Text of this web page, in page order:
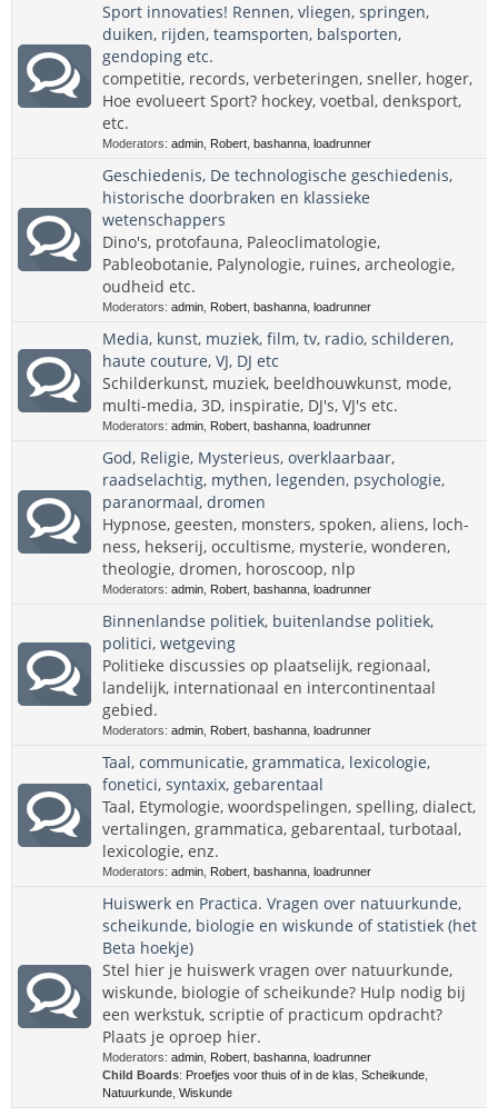
Sport innovaties! Rennen, vliegen, springen,
duiken, rijden, teamsporten, balsporten,
gendoping etc.
competitie, records, verbeteringen, sneller, hoger,
Hoe evolueert Sport? hockey, voetbal, denksport,
etc.
Moderators: admin Robert bashanna loadrunner
Geschiedenis, De technologische geschiedenis,
historische doorbraken en klassieke
wetenschappers
Dino's, protofauna, Paleoclimatologie,
Pableobotanie, Palynologie, ruines, archeologie,
oudheid etc.
Moderators: admin Robert bashanna loadrunner
Media, kunst, muziek, film, tv, radio, schilderen,
haute couture, VJ, DJ etc
Schilderkunst, muziek, beeldhouwkunst, mode,
multi-media, 3D, inspiratie, DJ's, VJ's etc.
Moderators: admin Robert bashanna loadrunner
God, Religie, Mysterieus, overklaarbaar,
raadselachtig, mythen, legenden, psychologie,
paranormaal, dromen
Hypnose, geesten, monsters, spoken, aliens, loch-
ness, hekserij, occultisme, mysterie, wonderen,
theologie, dromen, horoscoop, nlp
Moderators: admin Robert bashanna loadrunner
Binnenlandse politiek, buitenlandse politiek,
politici, wetgeving
Politieke discussies op plaatselijk, regionaal,
landelijk, internationaal en intercontinentaal
gebied.
Moderators: admin Robert bashanna loadrunner
Taal, communicatie, grammatica, lexicologie,
fonetici, syntaxix, gebarentaal
Taal, Etymologie, woordspelingen, spelling, dialect,
vertalingen, grammatica, gebarentaal, turbotaal,
lexicologie, enz.
Moderators: admin Robert bashanna loadrunner
Huiswerk en Practica. Vragen over natuurkunde,
scheikunde, biologie en wiskunde of statistiek (het
Beta hoekje)
Stel hier je huiswerk vragen over natuurkunde,
wiskunde, biologie of scheikunde? Hulp nodig bij
een werkstuk, scriptie of practicum opdracht?
Plaats je oproep hier.
Moderators: admin Robert bashanna loadrunner
Child Boards: Proefjes voor thuis of in de klas Scheikunde
Natuurkunde Wiskunde